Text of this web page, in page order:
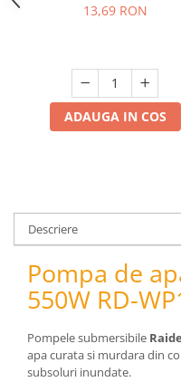
pneumatice
Prese de rulmenti hidraulice
Prese de indoit tevi
Echipamente electrice
Echipamente auto
Unelte de mana
Scule pneumatice
Podele hidraulice & Presa
& Truse reparatii caroserie
Cabluri si incarcatoare
Echipamente de ridicat
13,69 RON
ADAUGA IN COS
Descriere
Pompa de
550W RD-
Pompele submersibile
apa curata si murdara din
subsoluri inundate.